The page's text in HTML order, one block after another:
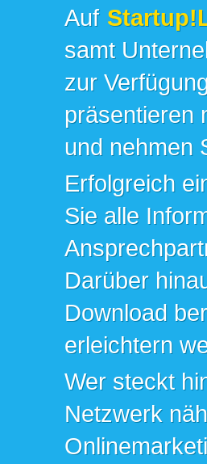
Auf
samt
zur
präsentieren
und nehmen
Erfolgreich
Sie alle
Darüber
Download
erleichtern
Wer steckt
Netzwerk